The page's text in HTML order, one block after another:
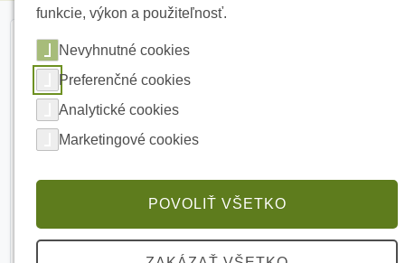
funkcie, výkon a použiteľnosť.
Nevyhnutné cookies
Preferenčné cookies
Analytické cookies
Marketingové cookies
POVOLIŤ VŠETKO